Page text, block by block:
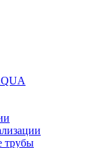
трубы